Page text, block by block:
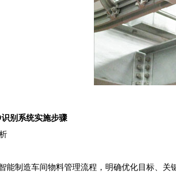
别系统实施步骤
能制造车间物料管理流程，明确优化目标、关